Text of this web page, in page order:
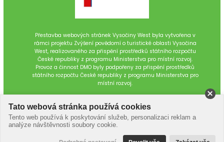
Přestavba webových stránek Vysočiny West byla vytvořena v
rámci projektu Zvýšení povědomí o turistické oblasti Vysočina
West, realizovaného za přispění prostředků státního rozpočtu
České republiky z programu Ministerstva pro místní rozvoj.
Provoz a činnost DMO byly podpořeny za přispění prostředků
státního rozpočtu České republiky z programu Ministerstva pro
místní rozvoj.
Tato webová stránka používá cookies
Tento web používá k poskytování služeb, personalizaci reklam a
analýze návštěvnosti soubory cookie.